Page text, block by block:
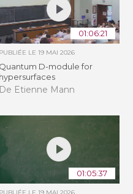
01:06:21
PUBLIÉE LE 19 MAI 2026
Quantum D-module for
hypersurfaces
De Etienne Mann
01:05:37
PUBLIÉE LE 19 MAI 2026